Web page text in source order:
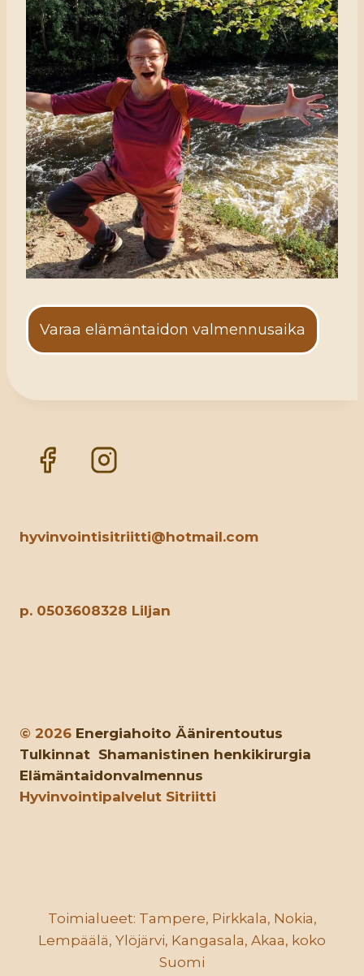
Varaa elämäntaidon valmennusaika
hyvinvointisitriitti@hotmail.com
p. 0503608328 Liljan
© 2026 Energiahoito Äänirentoutus
Tulkinnat Shamanistinen henkikirurgia
Elämäntaidonvalmennus
Hyvinvointipalvelut Sitriitti
Toimialueet: Tampere, Pirkkala, Nokia,
Lempäälä, Ylöjärvi, Kangasala, Akaa, koko
Suomi